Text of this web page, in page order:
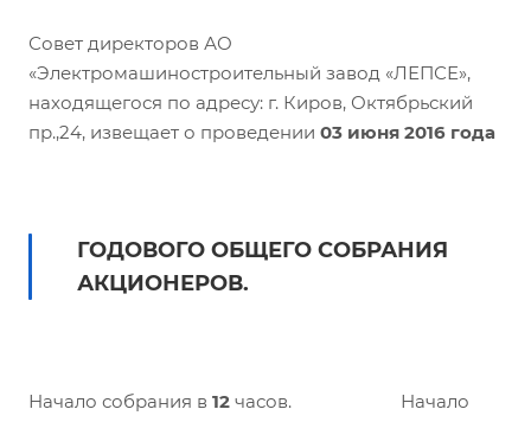
Совет директоров АО
«Электромашиностроительный завод «ЛЕПСЕ»,
находящегося по адресу: г. Киров, Октябрьский
пр.,24, извещает о проведении 03 июня 2016 года
ГОДОВОГО ОБЩЕГО СОБРАНИЯ
АКЦИОНЕРОВ.
Начало собрания в 12 часов. Начало